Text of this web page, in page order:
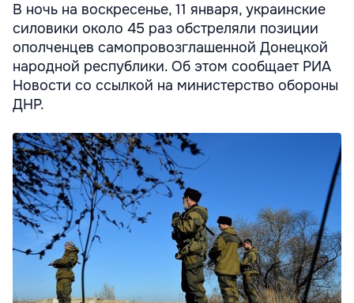
В ночь на воскресенье, 11 января, украинские
силовики около 45 раз обстреляли позиции
ополченцев самопровозглашенной Донецкой
народной республики. Об этом сообщает РИА
Новости со ссылкой на министерство обороны
ДНР.